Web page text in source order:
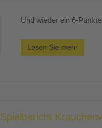
Und wieder ein 6-
Lesen Sie mehr
Spielbericht